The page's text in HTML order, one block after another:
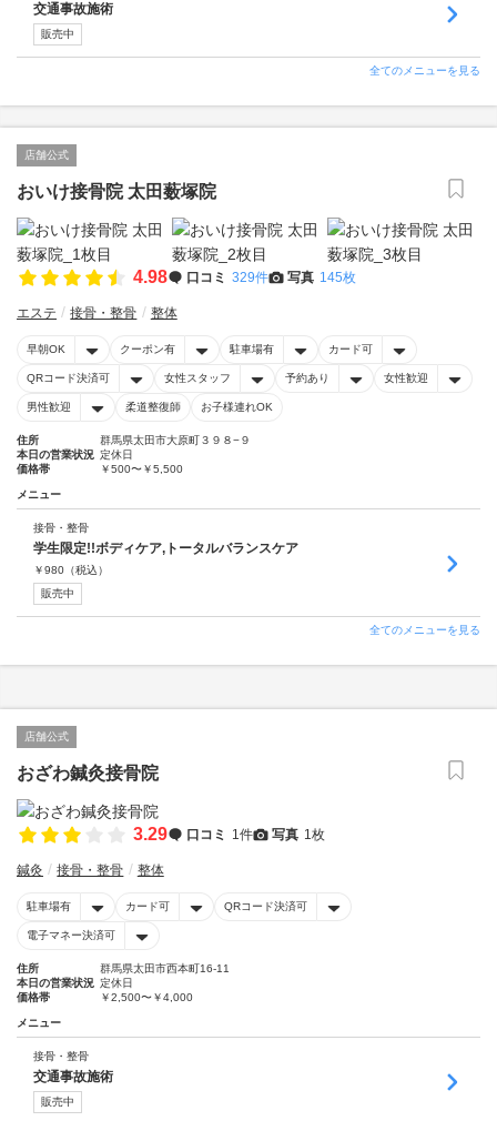
交通事故施術
販売中
全てのメニューを見る
店舗公式
おいけ接骨院 太田薮塚院
4.98 口コミ 329件 写真 145枚
エステ 接骨・整骨 整体
早朝OK クーポン有 駐車場有 カード可
QRコード決済可 女性スタッフ 予約あり 女性歓迎
男性歓迎 柔道整復師 お子様連れOK
住所
群馬県太田市大原町３９８−９
本日の営業状況 定休日
価格帯
￥500〜￥5,500
メニュー
接骨・整骨
学生限定!!ボディケア,トータルバランスケア
￥980 （税込）
販売中
全てのメニューを見る
店舗公式
おざわ鍼灸接骨院
3.29 口コミ 1件 写真 1枚
鍼灸 接骨・整骨 整体
駐車場有 カード可 QRコード決済可
電子マネー決済可
住所
群馬県太田市西本町16-11
本日の営業状況 定休日
価格帯
￥2,500〜￥4,000
メニュー
接骨・整骨
交通事故施術
販売中